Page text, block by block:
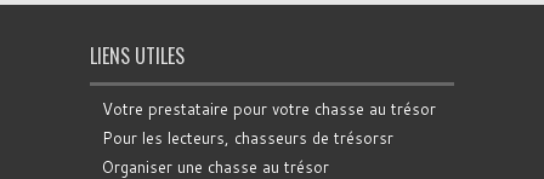
LIENS UTILES
Votre prestataire pour votre chasse au trésor
Pour les lecteurs, chasseurs de trésorsr
Organiser une chasse au trésor